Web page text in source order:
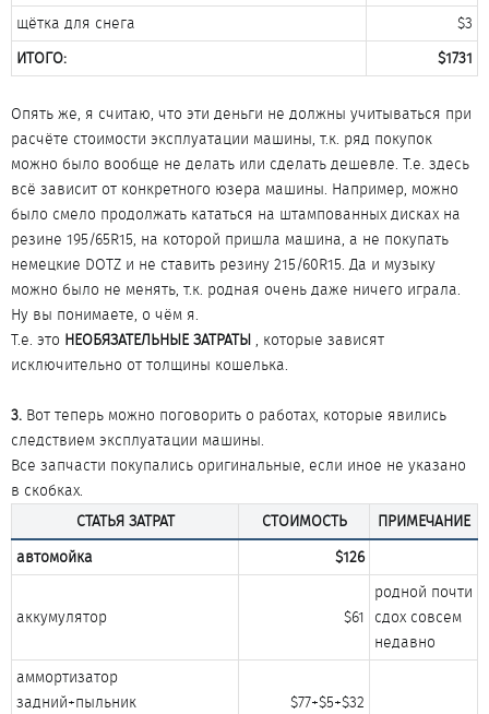
щётка для снега​
$3​
ИТОГО:
$1731
Опять же, я считаю, что эти деньги не должны учитываться при
расчёте стоимости эксплуатации машины, т.к. ряд покупок
можно было вообще не делать или сделать дешевле. Т.е. здесь
всё зависит от конкретного юзера машины. Например, можно
было смело продолжать кататься на штампованных дисках на
резине 195/65R15, на которой пришла машина, а не покупать
немецкие DOTZ и не ставить резину 215/60R15. Да и музыку
можно было не менять, т.к. родная очень даже ничего играла.
Ну вы понимаете, о чём я.
Т.е. это НЕОБЯЗАТЕЛЬНЫЕ ЗАТРАТЫ , которые зависят
исключительно от толщины кошелька.
3. Вот теперь можно поговорить о работах, которые явились
следствием эксплуатации машины.
Все запчасти покупались оригинальные, если иное не указано
в скобках.
СТАТЬЯ ЗАТРАТ
СТОИМОСТЬ
ПРИМЕЧАНИЕ
автомойка
$126
аккумулятор​ $61​
родной почти
сдох совсем
недавно​
аммортизатор
задний+пыльник
$77+$5+$32​